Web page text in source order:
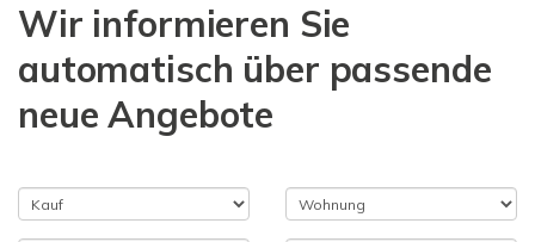
Wir informieren Sie
automatisch über passende
neue Angebote